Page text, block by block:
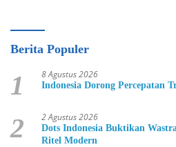
Berita Populer
1 8 Agustus 2026
Indonesia Dorong Percepatan
2 2 Agustus 2026
Dots Indonesia Buktikan
Ritel Modern